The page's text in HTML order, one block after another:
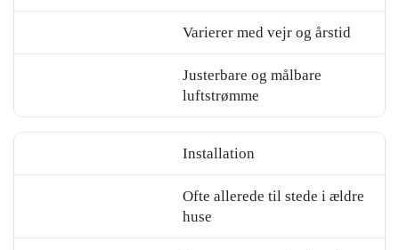
Varierer med vejr og årstid
Justerbare og målbare
luftstrømme
Installation
Ofte allerede til stede i ældre
huse